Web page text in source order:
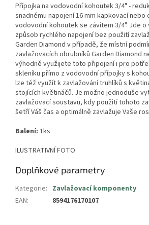
Přípojka na vodovodní kohoutek 3/4" -
snadnému napojení 16 mm kapkovací nebo
vodovodní kohoutek se závitem 3/4". Jde o
způsob rychlého napojení bez použití
Garden Diamond v případě, že místní
zavlažovacích obrubníků Garden Diamond
výhodně využijete toto připojení i pro
skleníku přímo z vodovodní přípojky s
lze též využít k zavlažování truhlíků s
stojících květináčů. Je možno jednoduše
zavlažovací soustavu, kdy použití tohoto
šetří Váš čas a optimálně zavlažuje Vaše
Balení: 1ks
ILUSTRATIVNÍ FOTO
Doplňkové parametry
Kategorie: Zavlažovací komponenty
EAN: 8594176170107